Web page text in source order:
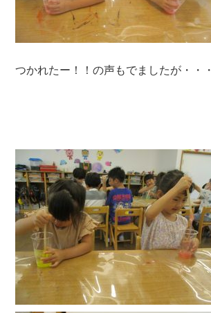
つかれたー！！の声もでましたが・・・